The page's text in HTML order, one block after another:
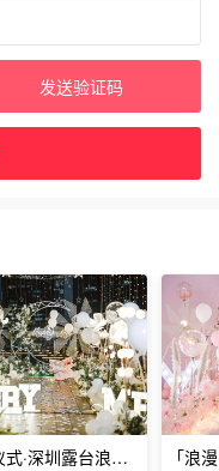
发送验证码
「心动仪式·深圳露台浪漫求婚」